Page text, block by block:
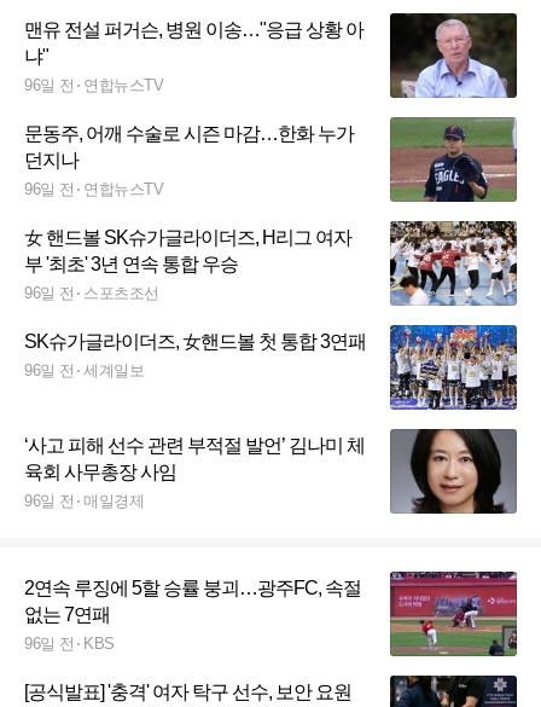
맨유 전설 퍼거슨, 병원 이송…"응급 상황 아
냐"
96일 전 연합뉴스TV
문동주, 어깨 수술로 시즌 마감…한화 누가
던지나
96일 전 연합뉴스TV
女 핸드볼 SK슈가글라이더즈, H리그 여자
부 '최초' 3년 연속 통합 우승
96일 전 스포츠조선
SK슈가글라이더즈, 女핸드볼 첫 통합 3연패
96일 전 세계일보
‘사고 피해 선수 관련 부적절 발언’ 김나미 체
육회 사무총장 사임
96일 전 매일경제
2연속 루징에 5할 승률 붕괴…광주FC, 속절
없는 7연패
96일 전 KBS
[공식발표] '충격' 여자 탁구 선수, 보안 요원